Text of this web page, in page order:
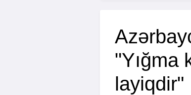
"Yığma
layiqdir"